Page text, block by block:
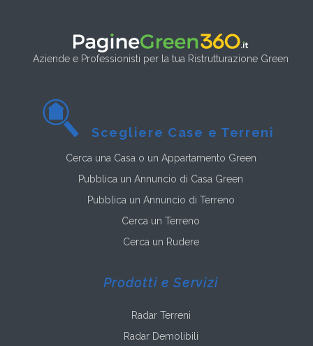
Aziende e Professionisti per la tua Ristrutturazione Green
Scegliere Case e Terreni
Cerca una Casa o un Appartamento Green
Pubblica un Annuncio di Casa Green
Pubblica un Annuncio di Terreno
Cerca un Terreno
Cerca un Rudere
Prodotti e Servizi
Radar Terreni
Radar Demolibili